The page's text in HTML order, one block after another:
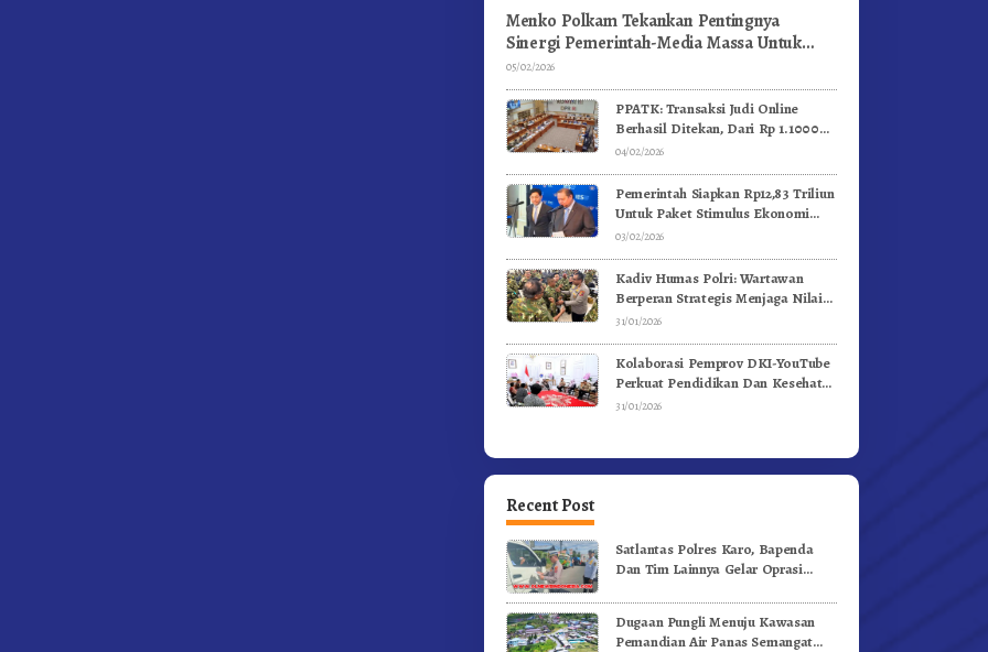
Menko Polkam Tekankan Pentingnya
Sinergi Pemerintah-Media Massa Untuk
Jaga Stabilitas Bangsa
05/02/2026
PPATK: Transaksi Judi Online
Berhasil Ditekan, Dari Rp 1.1000
Triliun Menjadi Rp 268 Triliun
04/02/2026
Pemerintah Siapkan Rp12,83 Triliun
Untuk Paket Stimulus Ekonomi
Kuartal I-2026
03/02/2026
Kadiv Humas Polri: Wartawan
Berperan Strategis Menjaga Nilai
Kebangsaan, Demokrasi, dan NKRI
31/01/2026
Kolaborasi Pemprov DKI-YouTube
Perkuat Pendidikan Dan Kesehatan
Mental
31/01/2026
Recent Post
Satlantas Polres Karo, Bapenda
Dan Tim Lainnya Gelar Oprasi
Dugaan Pungli Menuju Kawasan
Pemandian Air Panas Semangat